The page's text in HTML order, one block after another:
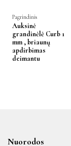
Pagrindinis
Auksinė
grandinėlė Curb 1
mm , briaunų
apdirbimas
deimantu
Nuorodos